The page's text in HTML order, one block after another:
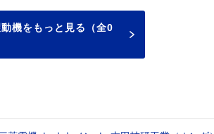
機をもっと見る（全0